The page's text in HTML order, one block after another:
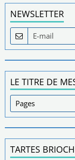
NEWSLETTER
LE TITRE DE
TARTES